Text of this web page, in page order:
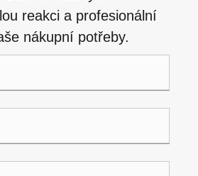
reakci a profesionální
nákupní potřeby.